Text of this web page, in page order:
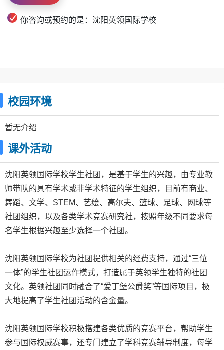
特色班型
通过严格的入学测试，保证班级学生高水平统一性:专属中
外教师资团队平均教龄超10年，突破常规的课程计划和考试
安排。资深规划团队全程负责申请进度，保证精准化专业
港地区、新加坡TOP3、美国TOP20等世界顶尖名校。
你咨询或预约的是：沈阳英领国际学校
校园环境
暂无介绍
课外活动
沈阳英领国际学校学生社团，是基于学生的兴趣，由专业教
师带队的具有学术或非学术特征的学生组织，目前有商业、
舞蹈、文学、STEM、艺绘、高尔夫、篮球、足球、网球等
社团组织，以及各类学术竞赛研究社，按照年级不同要求每
名学生根据兴趣至少选择一个社团。
沈阳英领国际学校为社团提供相关的经费支持，通过“三位
一体”的学生社团运作模式，打造属于英领学生独特的社团
文化。英领社团同时融合了“爱丁堡公爵奖”等国际项目，极
大地提高了学生社团活动的含金量。
沈阳英领国际学校积极搭建各类优质的竞赛平台，帮助学生
参与国际权威赛事，还专门建立了学科竞赛辅导制度，每学